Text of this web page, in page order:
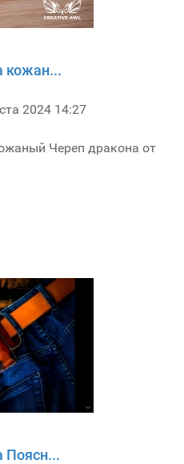
кожан...
2024 14:27
Череп дракона от
Поясн...